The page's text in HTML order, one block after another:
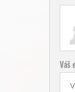
Váš